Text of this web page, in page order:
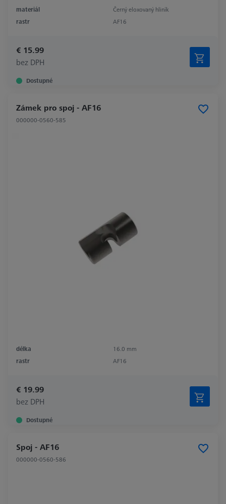
materiál
Černý eloxovaný hliník
rastr
AF16
€ 15.99
bez DPH
Dostupné
Zámek pro spoj - AF16
000000-0560-585
délka
16.0 mm
rastr
AF16
€ 19.99
bez DPH
Dostupné
Spoj - AF16
000000-0560-586